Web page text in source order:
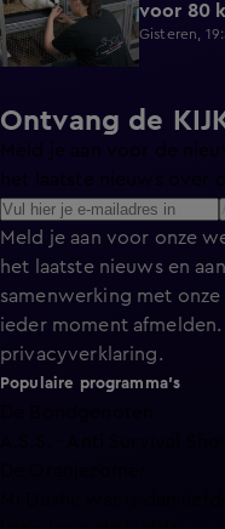
voor 80
Gisteren,
Ontvang de
Meld je aan voor de
Meld je aan voor onze
het laatste nieuws en
samenwerking met
ieder moment
privacyverklaring.
Populaire programma's